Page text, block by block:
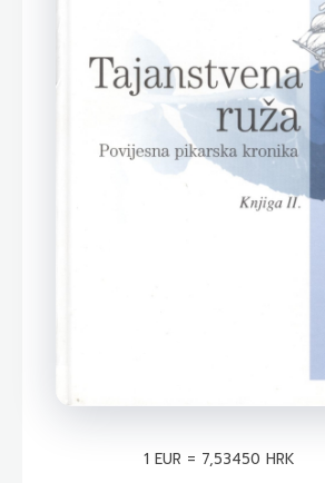
1 EUR = 7,53450 HRK